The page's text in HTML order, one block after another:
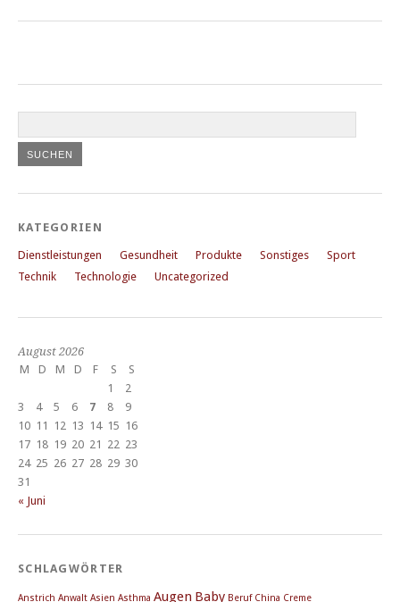
KATEGORIEN
Dienstleistungen Gesundheit Produkte Sonstiges
Sport
Technik
Technologie Uncategorized
August 2026
M
D M D F S
S
1
2
3
4 5 6 7 8
9
10 11 12 13 14 15 16
17 18 19 20 21 22 23
24 25 26 27 28 29 30
31
« Juni
SCHLAGWÖRTER
Anstrich Anwalt Asien Asthma Augen Baby Beruf China Creme